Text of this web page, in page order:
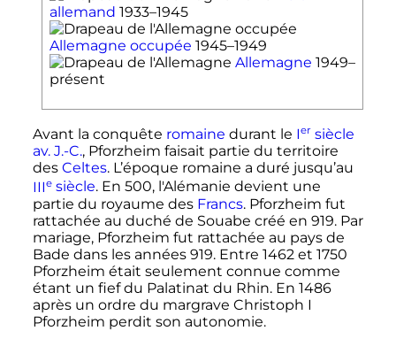
allemand 1933–1945
Allemagne occupée 1945–1949
Allemagne 1949–
présent
Avant la conquête romaine durant le Iersiècle
av. J.-C., Pforzheim faisait partie du territoire
des Celtes. L’époque romaine a duré jusqu’au
IIIesiècle. En 500, l'Alémanie devient une
partie du royaume des Francs. Pforzheim fut
rattachée au duché de Souabe créé en 919. Par
mariage, Pforzheim fut rattachée au pays de
Bade dans les années 919. Entre 1462 et 1750
Pforzheim était seulement connue comme
étant un fief du Palatinat du Rhin. En 1486
après un ordre du margrave Christoph I
Pforzheim perdit son autonomie.